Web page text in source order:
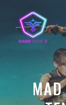
contenido